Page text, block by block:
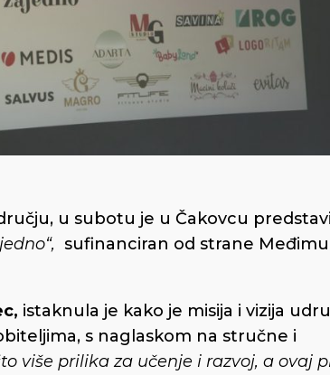
u subotu je u Čakovcu
sufinanciran od strane
istaknula je kako je misija i vizija
s naglaskom na stručne i
više prilika za učenje i razvoj, a ovaj